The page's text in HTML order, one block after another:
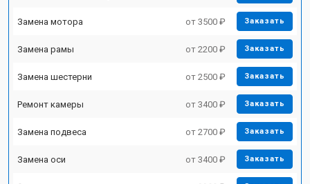
Замена мотора от 3500 ₽ Заказать
Замена рамы от 2200 ₽ Заказать
Замена шестерни от 2500 ₽ Заказать
Ремонт камеры от 3400 ₽ Заказать
Замена подвеса от 2700 ₽ Заказать
Замена оси от 3400 ₽ Заказать